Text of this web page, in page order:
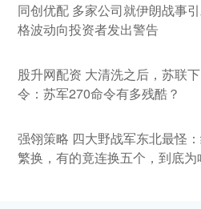
同创优配 多家公司就伊朗战事
格波动向投资者发出警告
股升网配资 大清洗之后，苏联
令：苏军270命令有多残酷？
强翎策略 四大野战军东北最怪
繁换，有的竟连换五个，到底为